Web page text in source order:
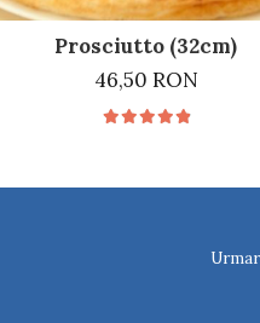
Prosciutto (32cm)
46,50 RON